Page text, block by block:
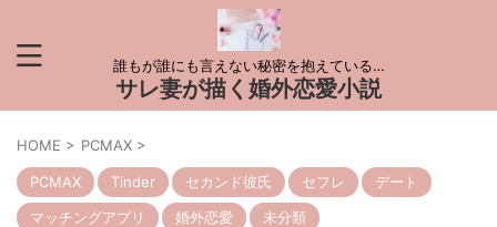
誰もが誰にも言えない秘密を抱えている…
サレ妻が描く婚外恋愛小説
HOME > PCMAX >
PCMAX Tinder セカンド彼氏 セフレ
デート
マッチングアプリ
婚外恋愛 未分類